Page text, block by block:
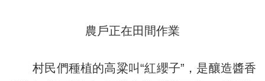
農戶正在田間作業
村民們種植的高粱叫“紅纓子”，是釀造醬香